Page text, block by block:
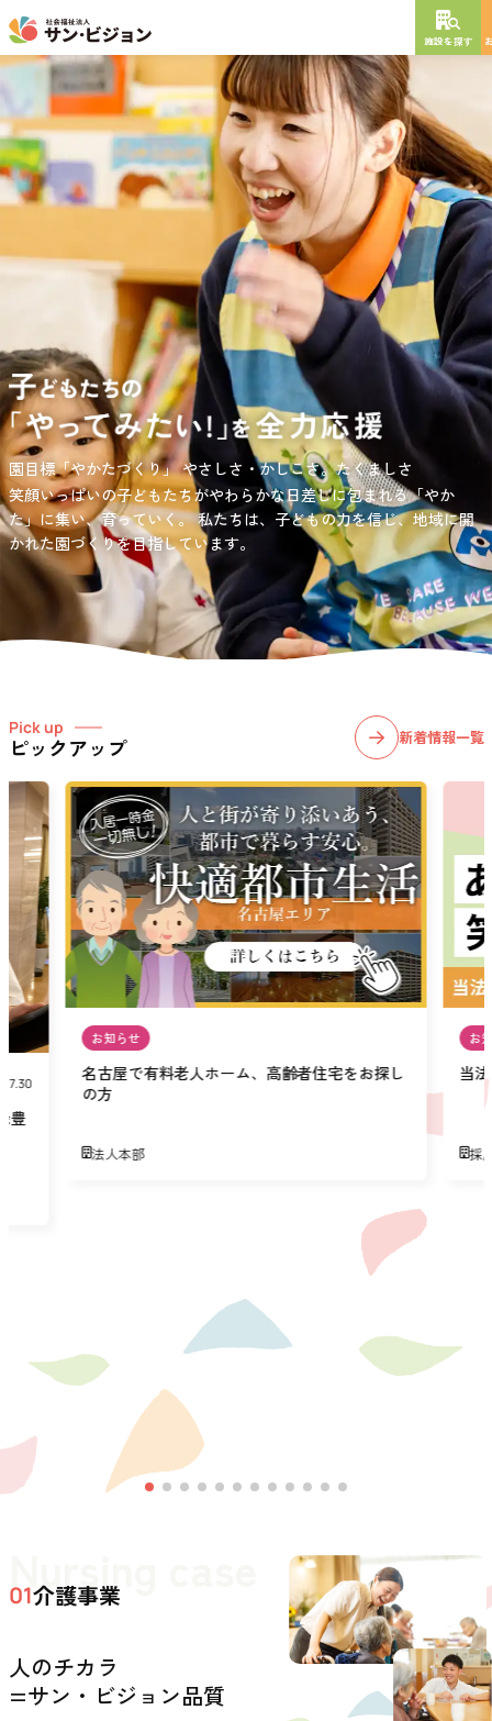
施設を探す
負担の少ない介護、ふれあいを大切にする介護、笑顔が溢れている
介護を目指して。
愛知・岐阜・長野の3県下で38施設・151事業所の介護関連事業所を運
営する社会福祉法人サン・ビジョンでは、今後ますます高まる介護
ニーズに幅広く対応していきます。
園目標「やかたづくり」やさしさ・かしこさ。たくましさ
笑顔いっぱいの子どもたちがやわらかな日差しに包まれる「やか
た」に集い、育っていく。私たちは、子どもの力を信じ、地域に開
かれた園づくりを目指しています。
サンサン・スクール東山公園では、小学生の児童が放課後安心して
過ごせる環境を提供するとともに、宿題・クラブ活動(英語・習字・
選択)などの学習面にも力を入れて行っている学童保育所です。
NEW OPEN
年
特別養護老人ホーム
短期入所生活介護
通所介護
居宅介護支援
グレイスフル砧公園
東京都世田谷区大蔵 3丁目4番12号
お問い合わせ先
03-6411-5781
担当：宮澤
Pick up
ピックアップ 新着情報一覧
豊
お知らせ
名古屋で有料老人ホーム、高齢者住宅をお探し
の方
法人本部
お
当
採
Nursing case
01介護事業
人のチカラ
=サン・ビジョン品質